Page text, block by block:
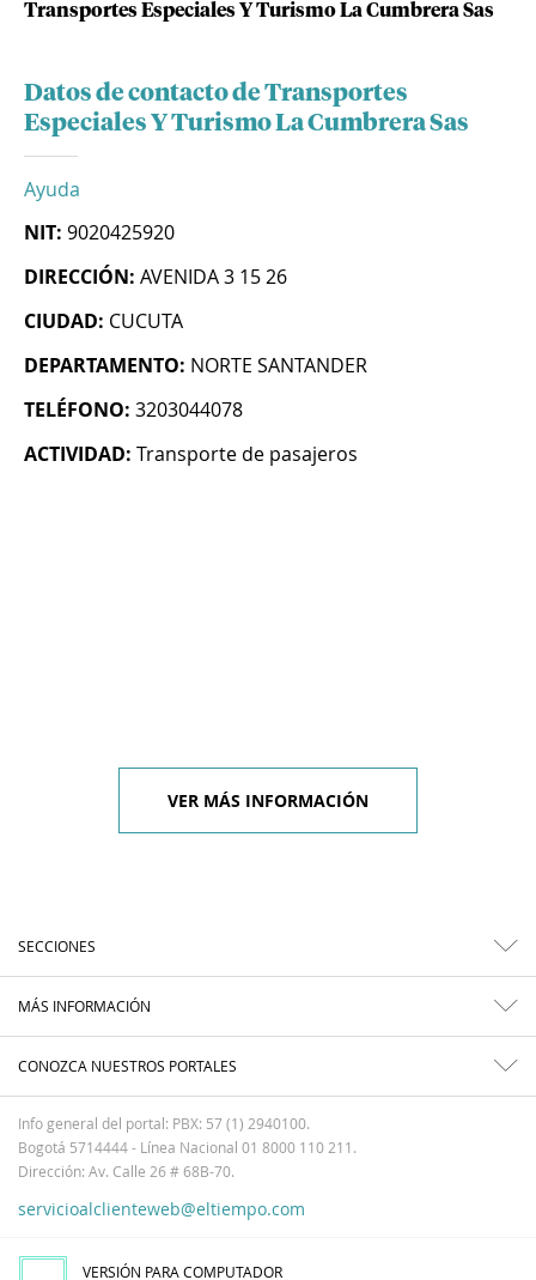
Transportes Especiales Y Turismo La Cumbrera Sas
Datos de contacto de Transportes
Especiales Y Turismo La Cumbrera Sas
Ayuda
NIT: 9020425920
DIRECCIÓN: AVENIDA 3 15 26
CIUDAD: CUCUTA
DEPARTAMENTO: NORTE SANTANDER
TELÉFONO: 3203044078
ACTIVIDAD: Transporte de pasajeros
VER MÁS INFORMACIÓN
SECCIONES
MÁS INFORMACIÓN
CONOZCA NUESTROS PORTALES
Info general del portal: PBX: 57 (1) 2940100.
Bogotá 5714444 - Línea Nacional 01 8000 110 211.
Dirección: Av. Calle 26 # 68B-70.
servicioalclienteweb@eltiempo.com
VERSIÓN PARA COMPUTADOR